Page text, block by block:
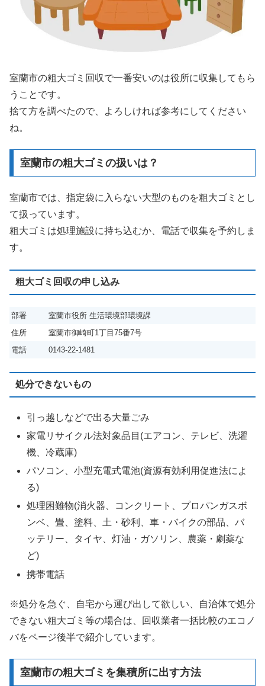
室蘭市の粗大ゴミ回収で一番安いのは役所に収集してもら
うことです。
捨て方を調べたので、よろしければ参考にしてください
ね。
室蘭市の粗大ゴミの扱いは？
室蘭市では、指定袋に入らない大型のものを粗大ゴミとし
て扱っています。
粗大ゴミは処理施設に持ち込むか、電話で収集を予約しま
す。
粗大ゴミ回収の申し込み
部署
室蘭市役所 生活環境部環境課
住所
室蘭市御崎町1丁目75番7号
電話
0143-22-1481
処分できないもの
引っ越しなどで出る大量ごみ
家電リサイクル法対象品目(エアコン、テレビ、洗濯
機、冷蔵庫)
パソコン、小型充電式電池(資源有効利用促進法によ
る)
処理困難物(消火器、コンクリート、プロパンガスボ
ンベ、畳、塗料、土・砂利、車・バイクの部品、バ
ッテリー、タイヤ、灯油・ガソリン、農薬・劇薬な
ど)
携帯電話
※処分を急ぐ、自宅から運び出して欲しい、自治体で処分
できない粗大ゴミ等の場合は、回収業者一括比較のエコノ
バをページ後半で紹介しています。
室蘭市の粗大ゴミを集積所に出す方法